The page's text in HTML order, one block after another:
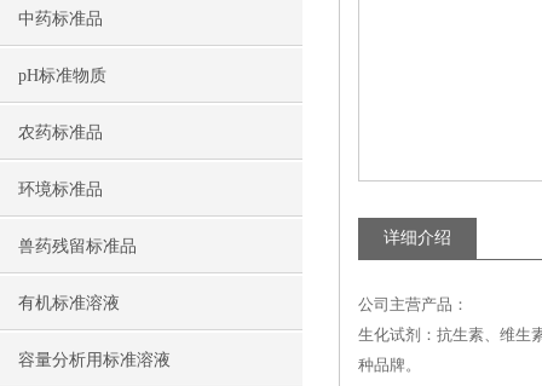
中药标准品
pH标准物质
农药标准品
环境标准品
兽药残留标准品
有机标准溶液
容量分析用标准溶液
详细介绍
公司主营产品：
生化试剂：抗生素、维生
种品牌。